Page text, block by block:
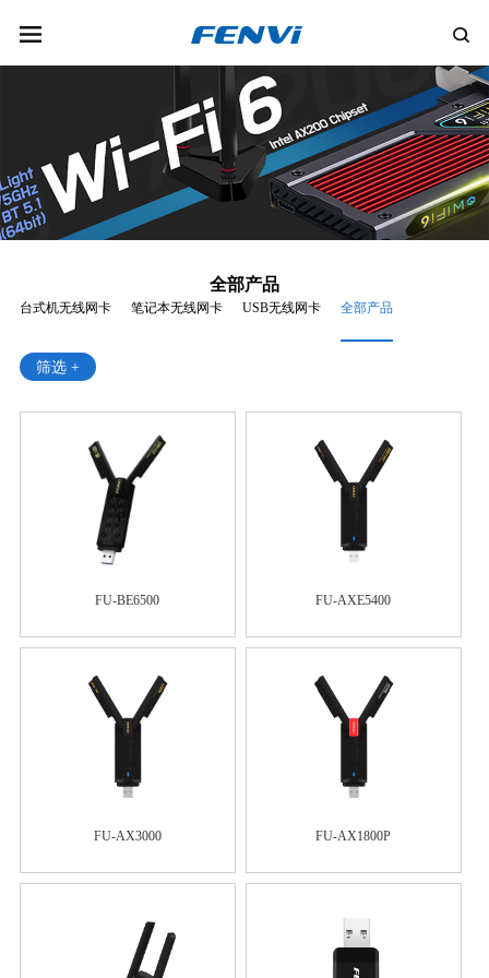
全部产品
台式机无线网卡 笔记本无线网卡 USB无线网卡 全部产品
筛选 +
FU-BE6500 FU-AXE5400
FU-AX3000 FU-AX1800P